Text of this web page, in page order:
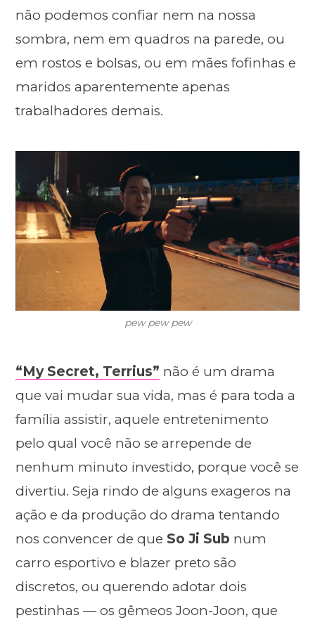
não podemos confiar nem na nossa
sombra, nem em quadros na parede, ou
em rostos e bolsas, ou em mães fofinhas e
maridos aparentemente apenas
trabalhadores demais.
pew pew pew
“My Secret, Terrius” não é um drama
que vai mudar sua vida, mas é para toda a
família assistir, aquele entretenimento
pelo qual você não se arrepende de
nenhum minuto investido, porque você se
divertiu. Seja rindo de alguns exageros na
ação e da produção do drama tentando
nos convencer de que So Ji Sub num
carro esportivo e blazer preto são
discretos, ou querendo adotar dois
pestinhas — os gêmeos Joon-Joon, que